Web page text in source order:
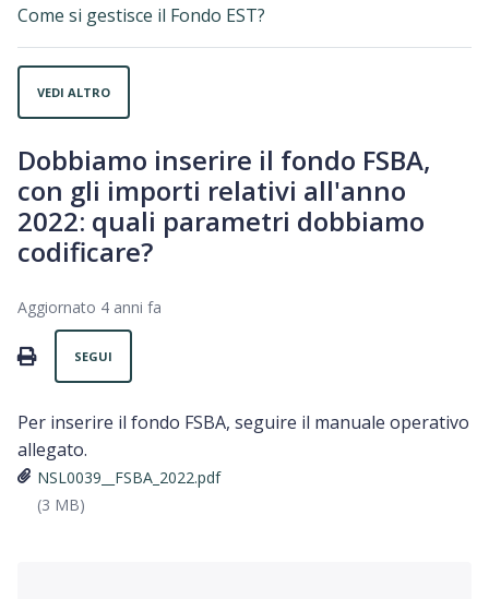
Come si gestisce il Fondo EST?
VEDI ALTRO
Dobbiamo inserire il fondo FSBA,
con gli importi relativi all'anno
2022: quali parametri dobbiamo
codificare?
Aggiornato 4 anni fa
PRINT
SEGUI
Per inserire il fondo FSBA, seguire il manuale operativo
allegato.
NSL0039__FSBA_2022.pdf
(3 MB)